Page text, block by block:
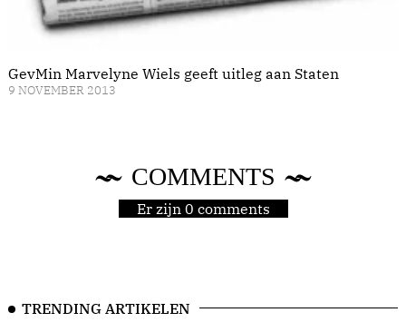
GevMin Marvelyne Wiels geeft uitleg aan Staten
9 NOVEMBER 2013
COMMENTS
Er zijn 0 comments
TRENDING ARTIKELEN